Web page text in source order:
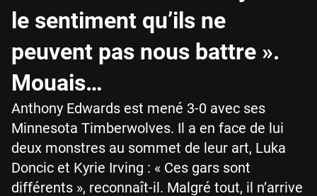
le sentiment qu’ils ne
peuvent pas nous battre ».
Mouais…
Anthony Edwards est mené 3-0 avec ses
Minnesota Timberwolves. Il a en face de lui
deux monstres au sommet de leur art, Luka
Doncic et Kyrie Irving : « Ces gars sont
différents », reconnaît-il. Malgré tout, il n’arrive